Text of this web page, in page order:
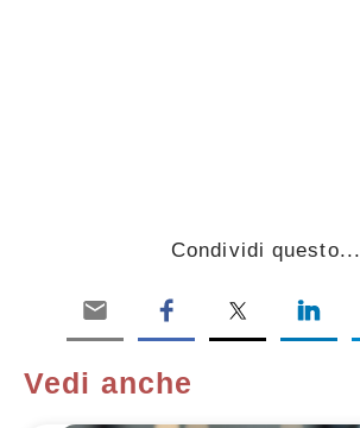
Condividi questo...
Vedi anche